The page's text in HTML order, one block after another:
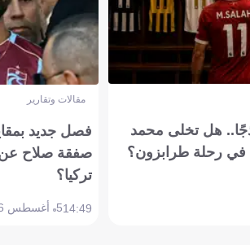
هل تخلى محمد
في رحلة طرابزون؟
مقالات وتقارير
فصل جديد
صفقة صلاح
تركيا؟
14:495 أغسطس 2026